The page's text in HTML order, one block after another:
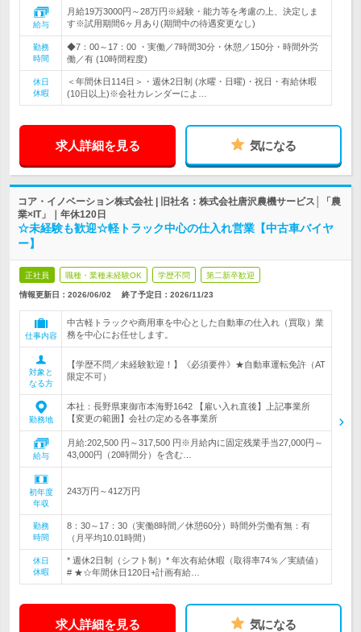
給与
月給19万3000円～28万円※経験・能力等を考慮の上、決定しま
す※試用期間6ヶ月あり(期間中の待遇変更なし)
勤務
時間
◆7：00～17：00 ・実働／7時間30分・休憩／150分・時間外労
働／有 (10時間程度)
休日
休暇
＜年間休日114日＞・週休2日制 (水曜・日曜)・祝日・有給休暇
(10日以上)※会社カレンダーによ…
求人詳細を見る 気になる
コア・イノベーション株式会社 | 旧社名：株式会社唐沢農機サービス│「農
業×IT」｜年休120日
☆未経験も歓迎☆軽トラック中心の仕入れ営業【中古車バイヤ
ー】
正社員 職種・業種未経験OK 学歴不問 第二新卒歓迎
情報更新日：2026/06/02 終了予定日： 2026/11/23
仕事内容
中古軽トラックや商用車を中心とした自動車の仕入れ（買取）業
務を中心にお任せします。
対象と
なる方
【学歴不問／未経験歓迎！】《必須要件》★自動車運転免許（AT
限定不可）
勤務地
本社：長野県東御市本海野1642 【雇い入れ直後】上記事業所
【変更の範囲】会社の定める各事業所
給与
月給:202,500 円～317,500 円※月給内に固定残業手当27,000円～
43,000円（20時間分）を含む…
初年度
年収
243万円～412万円
勤務
時間
8：30～17：30（実働8時間／休憩60分）時間外労働有無：有
（月平均10.01時間）
休日
休暇
* 週休2日制（シフト制）* 年次有給休暇（取得率74％／実績値）
# ★☆年間休日120日+計画有給…
求人詳細を見る 気になる